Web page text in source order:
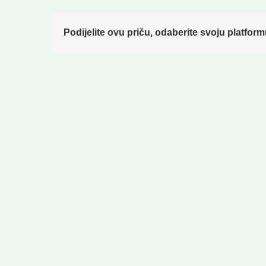
Podijelite ovu priču, odaberite svoju